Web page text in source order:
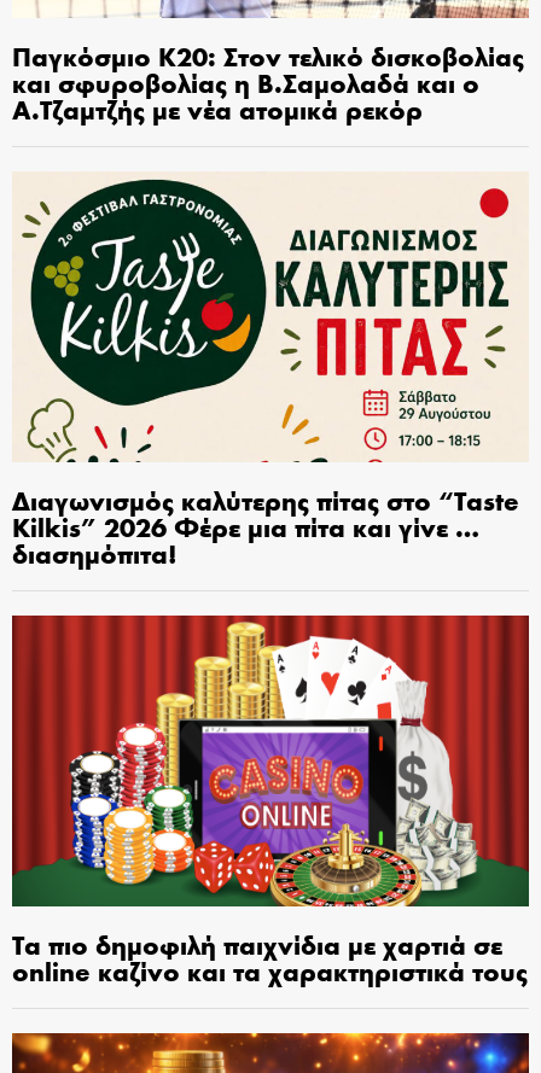
Παγκόσμιο Κ20: Στον τελικό δισκοβολίας
και σφυροβολίας η Β.Σαμολαδά και ο
Α.Τζαμτζής με νέα ατομικά ρεκόρ
Διαγωνισμός καλύτερης πίτας στο “Taste
Kilkis” 2026 Φέρε μια πίτα και γίνε …
διασημόπιτα!
Τα πιο δημοφιλή παιχνίδια με χαρτιά σε
online καζίνο και τα χαρακτηριστικά τους